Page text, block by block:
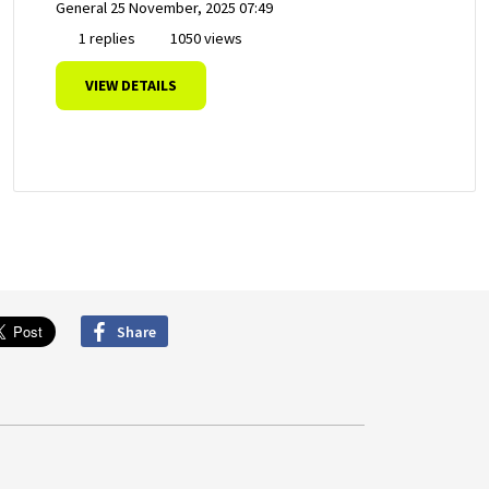
General 25 November, 2025 07:49
1 replies
1050 views
VIEW DETAILS
Share